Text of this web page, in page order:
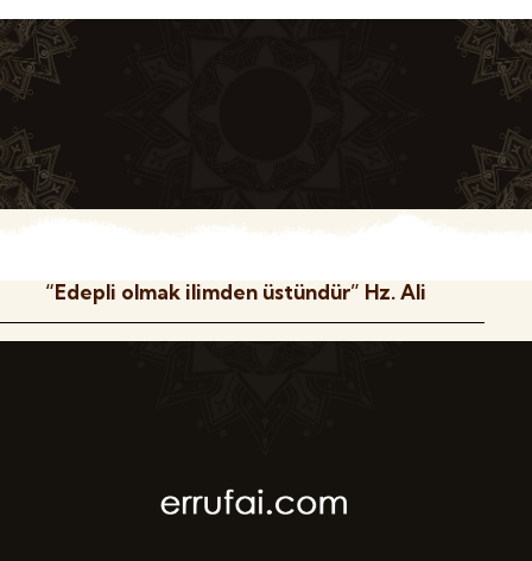
“Edepli olmak ilimden üstündür” Hz. Ali